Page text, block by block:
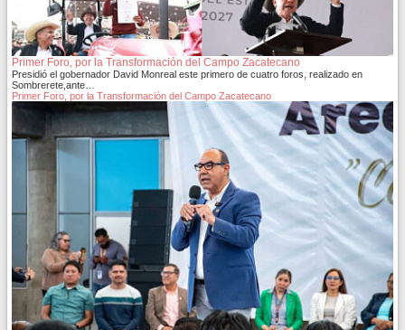
Primer Foro, por la Transformación del Campo Zacatecano
Presidió el gobernador David Monreal este primero de cuatro foros, realizado en
Sombrerete,ante…
Primer Foro, por la Transformación del Campo Zacatecano